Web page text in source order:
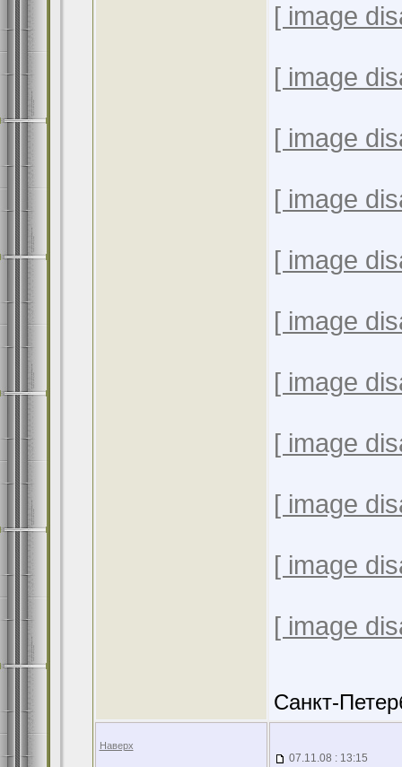
[ image
[ image
[ image
[ image
[ image
[ image
[ image
[ image
[ image
[ image
[ image
Санкт-
Наверх
07.11.08 : 13:15